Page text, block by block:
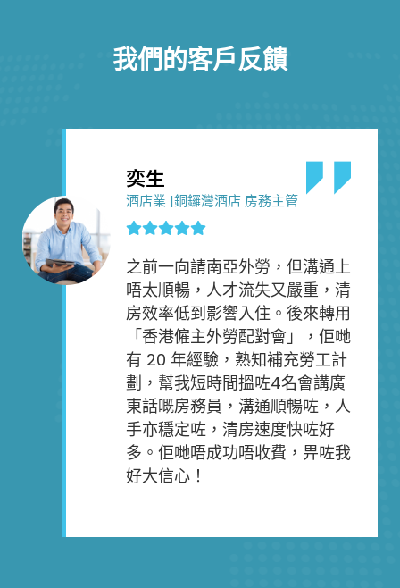
我們的客戶反饋
奕生
酒店業 |銅鑼灣酒店 房務主管
之前一向請南亞外勞，但溝通上
唔太順暢，人才流失又嚴重，清
房效率低到影響入住。後來轉用
「香港僱主外勞配對會」，佢哋
有 20 年經驗，熟知補充勞工計
劃，幫我短時間搵咗4名會講廣
東話嘅房務員，溝通順暢咗，人
手亦穩定咗，清房速度快咗好
多。佢哋唔成功唔收費，畀咗我
好大信心！